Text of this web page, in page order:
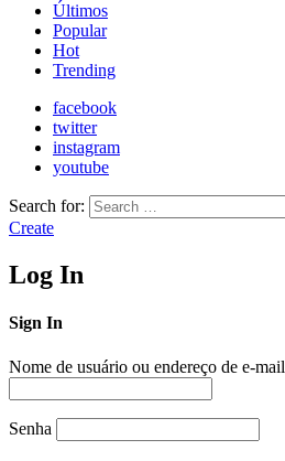
Últimos
Popular
Hot
Trending
facebook
twitter
instagram
youtube
Search for:
Create
Log In
Sign In
Nome de usuário ou endereço de e-mail
Senha